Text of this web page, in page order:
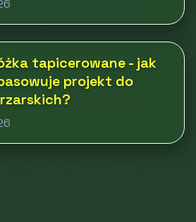
tapicerowane - jak
projekt do